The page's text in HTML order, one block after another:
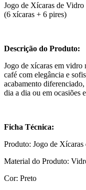
Jogo de Xícaras de Vidro
(6 xícaras + 6 pires)
Descrição do Produto:
Jogo de xícaras em vidro
café com elegância e
acabamento
dia a dia ou em ocasiões
Ficha Técnica:
Produto: Jogo de Xícaras
Material do Produto:
Cor: Preto